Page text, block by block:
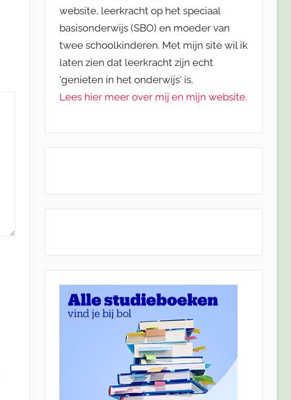
website, leerkracht op het speciaal
basisonderwijs (SBO) en moeder van
twee schoolkinderen. Met mijn site wil ik
laten zien dat leerkracht zijn echt
'genieten in het onderwijs' is.
Lees hier meer over mij en mijn website.